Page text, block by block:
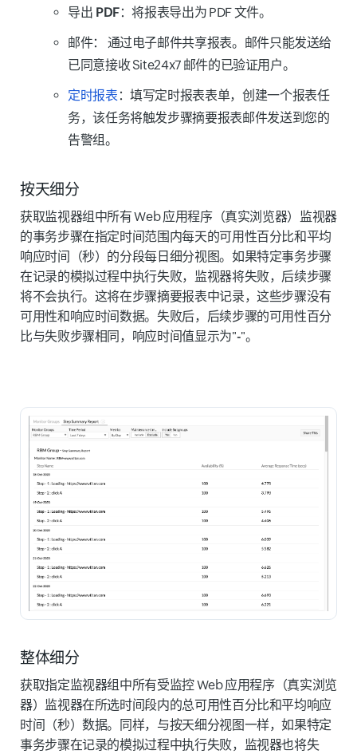
导出 PDF：将报表导出为 PDF 文件。
邮件： 通过电子邮件共享报表。邮件只能发送给
已同意接收 Site24x7 邮件的已验证用户。
定时报表 ：填写定时报表表单，创建一个报表任
务，该任务将触发步骤摘要报表邮件发送到您的
告警组。
按天细分
获取监视器组中所有 Web 应用程序（真实浏览器）监视器
的事务步骤在指定时间范围内每天的可用性百分比和平均
响应时间（秒）的分段每日细分视图。如果特定事务步骤
在记录的模拟过程中执行失败，监视器将失败，后续步骤
将不会执行。这将在步骤摘要报表中记录，这些步骤没有
可用性和响应时间数据。失败后，后续步骤的可用性百分
比与失败步骤相同，响应时间值显示为"-"。
整体细分
获取指定监视器组中所有受监控 Web 应用程序（真实浏览
器）监视器在所选时间段内的总可用性百分比和平均响应
时间（秒）数据。同样，与按天细分视图一样，如果特定
事务步骤在记录的模拟过程中执行失败，监视器也将失